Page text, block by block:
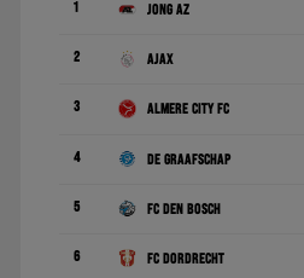
1 Jong AZ
2 Ajax
3 Almere City FC
4 De Graafschap
5 FC Den Bosch
6 FC Dordrecht